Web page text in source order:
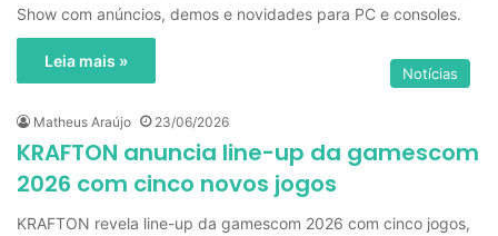
Show com anúncios, demos e novidades para PC e consoles.
Leia mais »
Notícias
Matheus Araújo 23/06/2026
KRAFTON anuncia line-up da gamescom
2026 com cinco novos jogos
KRAFTON revela line-up da gamescom 2026 com cinco jogos,